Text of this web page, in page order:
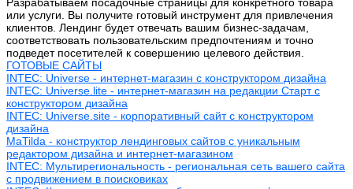
или услуги. Вы получите готовый инструмент для привлечения
клиентов. Лендинг будет отвечать вашим бизнес-задачам,
соответствовать пользовательским предпочтениям и точно
подведет посетителей к совершению целевого действия.
ГОТОВЫЕ САЙТЫ
INTEC: Universe - интернет-магазин с конструктором дизайна
INTEC: Universe.lite - интернет-магазин на редакции Старт с
конструктором дизайна
INTEC: Universe.site - корпоративный сайт с конструктором
дизайна
MaTilda - конструктор лендинговых сайтов с уникальным
редактором дизайна и интернет-магазином
INTEC: Мультирегиональность - региональная сеть вашего сайта
с продвижением в поисковиках